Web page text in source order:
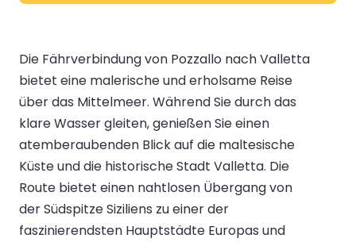
Die Fährverbindung von Pozzallo nach Valletta
bietet eine malerische und erholsame Reise
über das Mittelmeer. Während Sie durch das
klare Wasser gleiten, genießen Sie einen
atemberaubenden Blick auf die maltesische
Küste und die historische Stadt Valletta. Die
Route bietet einen nahtlosen Übergang von
der Südspitze Siziliens zu einer der
faszinierendsten Hauptstädte Europas und